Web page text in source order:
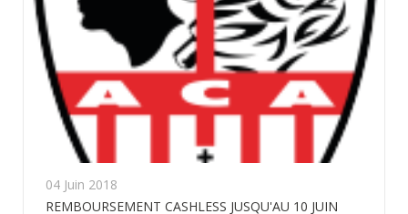
04 Juin 2018
REMBOURSEMENT CASHLESS JUSQU'AU 10 JUIN